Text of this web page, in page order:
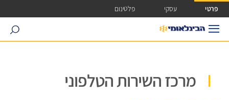
גישה ישירה לכפתור כניסה לחשבונך
פרטי עסקי פלטינום
search
מרכז השירות הטלפוני